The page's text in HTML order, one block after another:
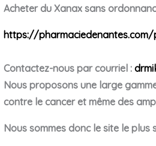
Acheter du Xanax sans
https://
Contactez-nous par courriel :
Nous proposons une large
contre le cancer et même des
Nous sommes donc le site le